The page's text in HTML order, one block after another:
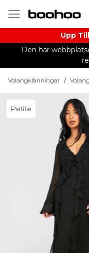
Upp
Den här
Volangklänningar /
Petite